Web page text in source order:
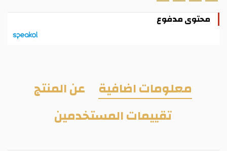
محتوى مدفوع
معلومات اضافية
عن المنتج
تقييمات المستخدمين